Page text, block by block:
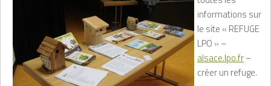
informations sur
le site « REFUGE
LPO » –
alsace.lpo.fr–
créer un refuge.